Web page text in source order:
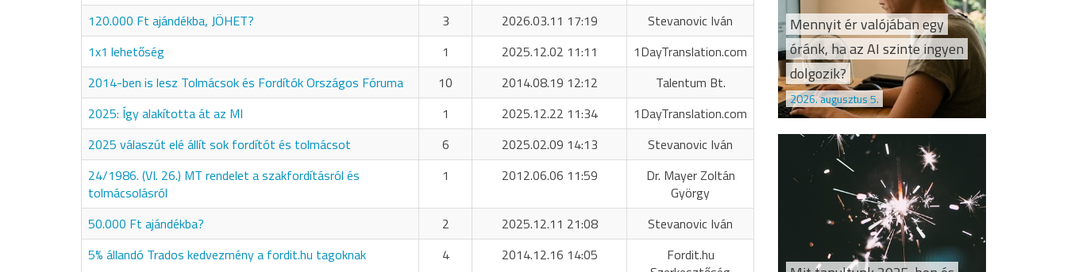
120.000 Ft ajándékba, JÖHET?
3 2026.03.11 17:19
Stevanovic Iván
1x1 lehetőség
1 2025.12.02 11:11
1DayTranslation.com
2014-ben is lesz Tolmácsok és Fordítók Országos Fóruma
10 2014.08.19 12:12
Talentum Bt.
2025: Így alakította át az MI
1 2025.12.22 11:34
1DayTranslation.com
2025 válaszút elé állít sok fordítót és tolmácsot
6 2025.02.09 14:13
Stevanovic Iván
24/1986. (VI. 26.) MT rendelet a szakfordításról és
tolmácsolásról
1 2012.06.06 11:59
Dr. Mayer Zoltán
György
50.000 Ft ajándékba?
2 2025.12.11 21:08
Stevanovic Iván
5% állandó Trados kedvezmény a fordit.hu tagoknak
4 2014.12.16 14:05
Fordit.hu
Mennyit ér valójában egy
óránk, ha az AI szinte ingyen
dolgozik?
2026. augusztus 5.